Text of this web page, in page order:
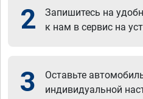
2
Запишитесь на
к нам в сервис на
3
Оставьте
индивидуальной